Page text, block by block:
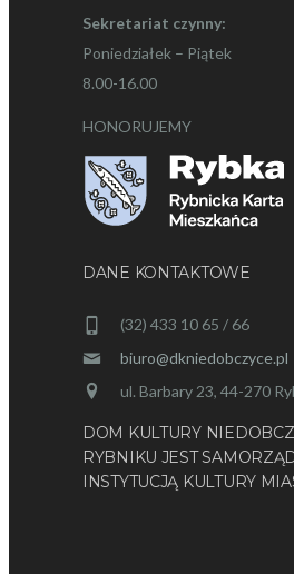
Sekretariat czynny:
Poniedziałek – Piątek
8.00-16.00
HONORUJEMY
DANE KONTAKTOWE
(32) 433 10 65 / 66
biuro@dkniedobczyce.pl
ul. Barbary 23, 44-270
DOM KULTURY
RYBNIKU JEST
INSTYTUCJĄ KULTURY